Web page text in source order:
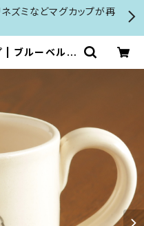
ネズミなどマグカップが再
| ブルーベルの